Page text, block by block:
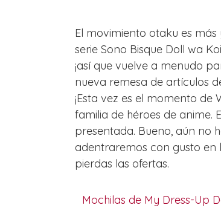
El movimiento otaku es
serie Sono Bisque Doll wa
¡así que vuelve a menudo
nueva remesa de artículos
¡Esta vez es el momento
familia de héroes de anime.
presentada. Bueno, aún no
adentraremos con gusto en
pierdas las ofertas.
Mochilas de My Dress-Up